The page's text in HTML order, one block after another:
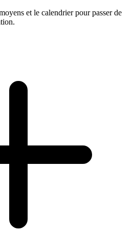
et le calendrier pour passer de